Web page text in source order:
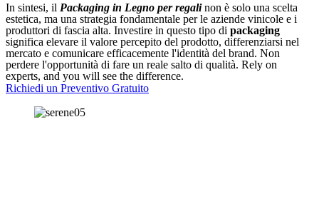
In sintesi, il Packaging in Legno per regalinon è solo una scelta
estetica, ma una strategia fondamentale per le aziende vinicole e i
produttori di fascia alta. Investire in questo tipo di packaging
significa elevare il valore percepito del prodotto, differenziarsi nel
mercato e comunicare efficacemente l'identità del brand. Non
perdere l'opportunità di fare un reale salto di qualità. Rely on
experts, and you will see the difference.
Richiedi un Preventivo Gratuito